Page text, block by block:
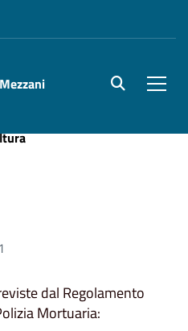
site.searc
dal Regolamento
Mortuaria: